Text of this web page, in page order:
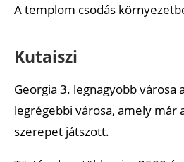
A templom csodás
Kutaiszi
Georgia 3. legnagyobb városa
legrégebbi városa, amely már
szerepet játszott.